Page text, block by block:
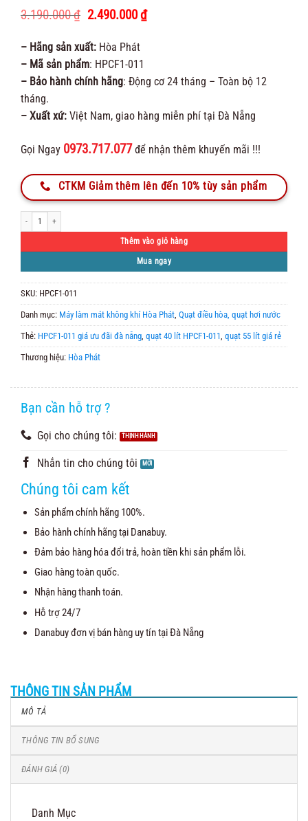
3.190.000₫ Giá
là:
3.190.000 ₫.
2.490.000₫Giá
– Hãng sản xuất: Hòa Phát
– Mã sản phẩm: HPCF1-011
– Bảo hành chính hãng: Động cơ 24 tháng – Toàn bộ 12
tháng.
– Xuất xứ: Việt Nam, giao hàng miễn phí tại Đà Nẵng
Gọi Ngay 0973.717.077 để nhận thêm khuyến mãi !!!
CTKM Giảm thêm lên đến 10% tùy sản phẩm
Quạt điều hoà Hòa Phát HPCF1-011 số lượng
Thêm vào giỏ hàng
Mua ngay
SKU: HPCF1-011
Danh mục: Máy làm mát không khí Hòa Phát, Quạt điều hòa, quạt hơi nước
Thẻ: HPCF1-011 giá ưu đãi đà nẵng, quạt 40 lít HPCF1-011, quạt 55 lít giá rẻ
Thương hiệu: Hòa Phát
Bạn cần hỗ trợ ?
Gọi cho chúng tôi:
Nhắn tin cho chúng tôi
Chúng tôi cam kết
Sản phẩm chính hãng 100%.
Bảo hành chính hãng tại Danabuy.
Đảm bảo hàng hóa đổi trả, hoàn tiền khi sản phẩm lỗi.
Giao hàng toàn quốc.
Nhận hàng thanh toán.
Hỗ trợ 24/7
Danabuy đơn vị bán hàng uy tín tại Đà Nẵng
THÔNG TIN SẢN PHẨM
MÔ TẢ
THÔNG TIN BỔ SUNG
ĐÁNH GIÁ (0)
Danh Mục